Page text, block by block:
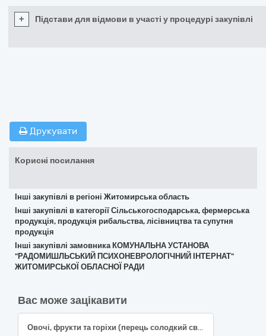
+ Підстави для відмови в участі у процедурі закупівлі
Друкувати
Корисні посилання
Інші закупівлі в регіоні Житомирська область
Інші закупівлі в категорії Сільськогосподарська, фермерська
продукція, продукція рибальства, лісівництва та супутня
продукція
Інші закупівлі замовника КОМУНАЛЬНА УСТАНОВА
"РАДОМИШЛЬСЬКИЙ ПСИХОНЕВРОЛОГІЧНИЙ ІНТЕРНАТ"
ЖИТОМИРСЬКОЇ ОБЛАСНОЇ РАДИ
Вас може зацікавити
Овочі, фрукти та горіхи (перець солодкий свіжий подовженої форми, огірки свіжі польові короткоплідні, помідори тепличні свіжі округлі, часник свіжий вищого товарного сорту)